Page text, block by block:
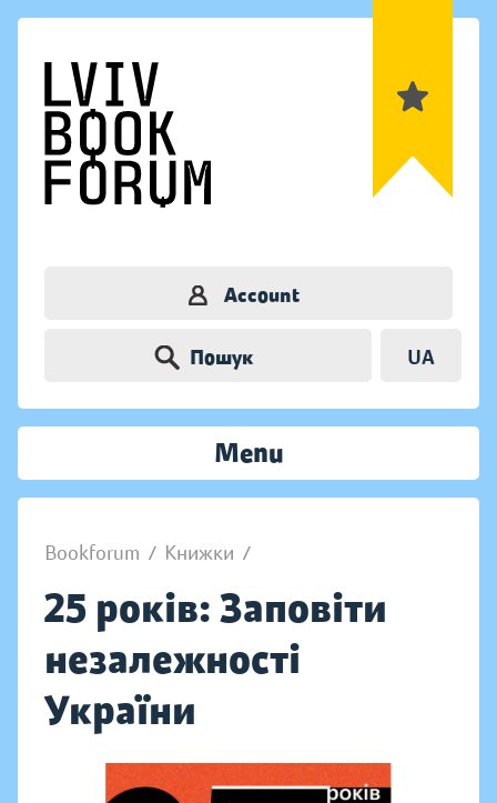
Account
Пошук UA
Menu
Bookforum / Книжки /
25 років: Заповіти
незалежності
України